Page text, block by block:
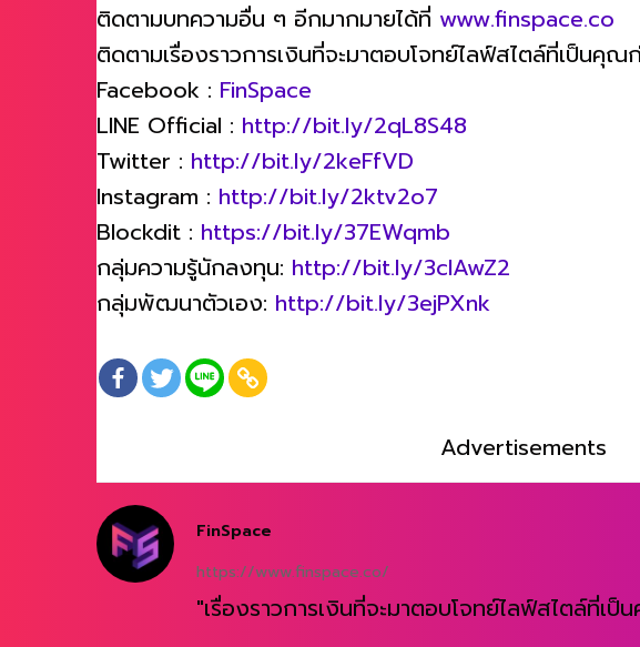
ติดตามบทความอื่น ๆ อีกมากมายได้ที่ www.finspace.co
ติดตามเรื่องราวการเงินที่จะมาตอบโจทย์ไลฟ์สไตล์ที่เป็นคุณ
Facebook : FinSpace
LINE Official : http://bit.ly/2qL8S48
Twitter : http://bit.ly/2keFfVD
Instagram : http://bit.ly/2ktv2o7
Blockdit : https://bit.ly/37EWqmb
กลุ่มความรู้นักลงทุน: http://bit.ly/3clAwZ2
กลุ่มพัฒนาตัวเอง: http://bit.ly/3ejPXnk
Advertisements
FinSpace
https://www.finspace.co/
"เรื่องราวการเงินที่จะมาตอบโจทย์ไลฟ์สไตล์ที่เป็